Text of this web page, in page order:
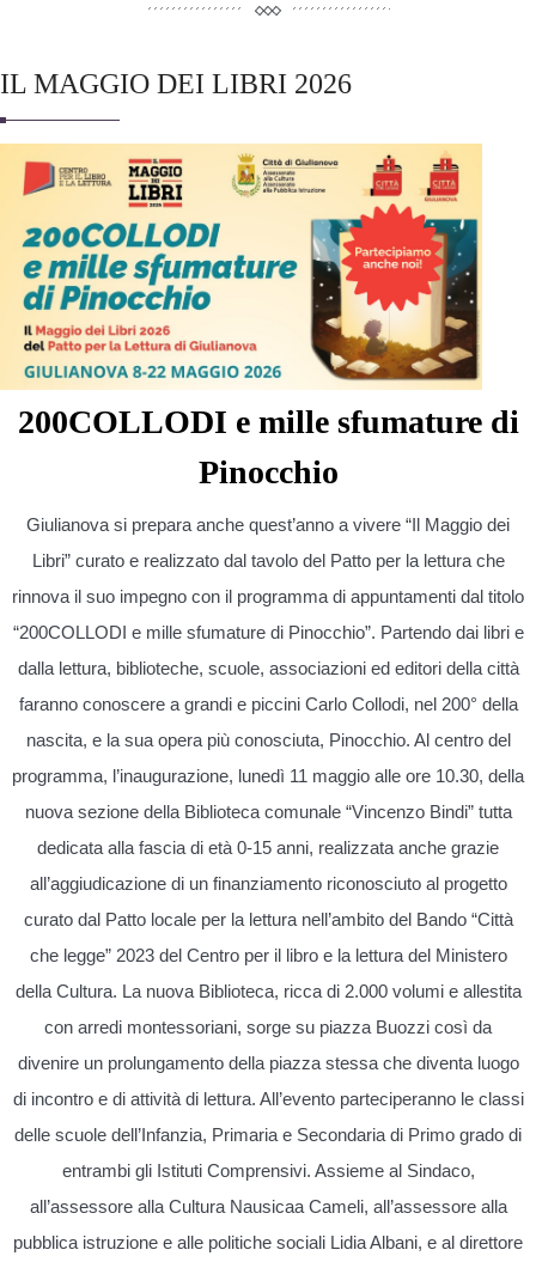
IL MAGGIO DEI LIBRI 2026
200COLLODI e mille sfumature di
Pinocchio
Giulianova si prepara anche quest’anno a vivere “Il Maggio dei
Libri” curato e realizzato dal tavolo del Patto per la lettura che
rinnova il suo impegno con il programma di appuntamenti dal titolo
“200COLLODI e mille sfumature di Pinocchio”. Partendo dai libri e
dalla lettura, biblioteche, scuole, associazioni ed editori della città
faranno conoscere a grandi e piccini Carlo Collodi, nel 200° della
nascita, e la sua opera più conosciuta, Pinocchio. Al centro del
programma, l’inaugurazione, lunedì 11 maggio alle ore 10.30, della
nuova sezione della Biblioteca comunale “Vincenzo Bindi” tutta
dedicata alla fascia di età 0-15 anni, realizzata anche grazie
all’aggiudicazione di un finanziamento riconosciuto al progetto
curato dal Patto locale per la lettura nell’ambito del Bando “Città
che legge” 2023 del Centro per il libro e la lettura del Ministero
della Cultura. La nuova Biblioteca, ricca di 2.000 volumi e allestita
con arredi montessoriani, sorge su piazza Buozzi così da
divenire un prolungamento della piazza stessa che diventa luogo
di incontro e di attività di lettura. All’evento parteciperanno le classi
delle scuole dell’Infanzia, Primaria e Secondaria di Primo grado di
entrambi gli Istituti Comprensivi. Assieme al Sindaco,
all’assessore alla Cultura Nausicaa Cameli, all’assessore alla
pubblica istruzione e alle politiche sociali Lidia Albani, e al direttore